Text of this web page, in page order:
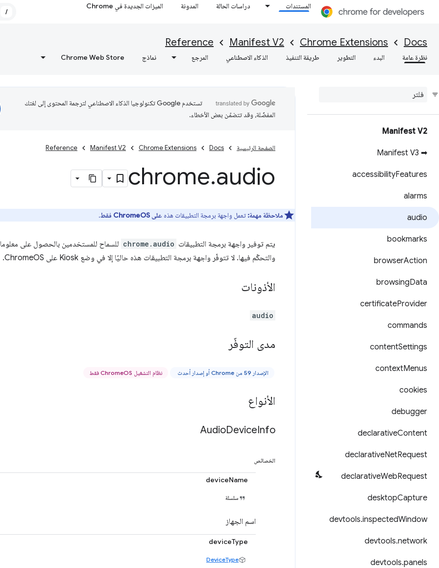
المستندات دراسات الحالة المدونة الميزات الجديدة في Chrome
/
Docs
Chrome Extensions
Manifest V2
Reference
نظرة عامة البدء التطوير طريقة التنفيذ الذكاء الاصطناعي المرجع نماذج Chrome Web Store
Manifest V2
➡ Manifest V3
accessibilityFeatures
alarms
audio
bookmarks
browserAction
browsingData
certificateProvider
commands
contentSettings
contextMenus
cookies
debugger
declarativeContent
declarativeNetRequest
declarativeWebRequest
desktopCapture
devtools.inspectedWindow
devtools.network
devtools.panels
تستخدم Google تكنولوجيا الذكاء الاصطناعي لترجمة المحتوى إلى لغتك
المفضّلة، وقد تتضمّن بعض الأخطاء.
الصفحة الرئيسية Docs
Chrome Extensions
Manifest V2
Reference
chrome.audio
ملاحظة مهمة: تعمل واجهة برمجة التطبيقات هذه على ChromeOS فقط .
يتم توفير واجهة برمجة التطبيقات chrome.audio للسماح للمستخدمين بالحصول على
والتحكّم فيها. لا تتوفّر واجهة برمجة التطبيقات هذه حاليًا إلا في وضع Kiosk على ChromeOS.
الأذونات
audio
مدى التوفّر
الإصدار 59 من Chrome أو إصدار أحدث نظام التشغيل ChromeOS فقط
الأنواع
AudioDeviceInfo
الخصائص
deviceName
سلسلة
اسم الجهاز
deviceType
DeviceType